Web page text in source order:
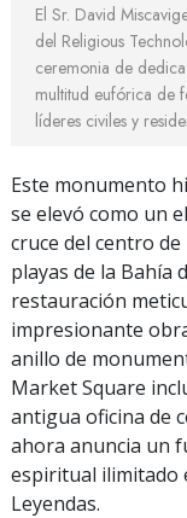
El Sr. David
del Religious
ceremonia de
multitud eufórica de
líderes civiles y
Este monumento
se elevó como un
cruce del centro
playas de la Bahía
restauración
impresionante
anillo de
Market Square
antigua oficina de
ahora anuncia un
espiritual ilimitado
Leyendas.